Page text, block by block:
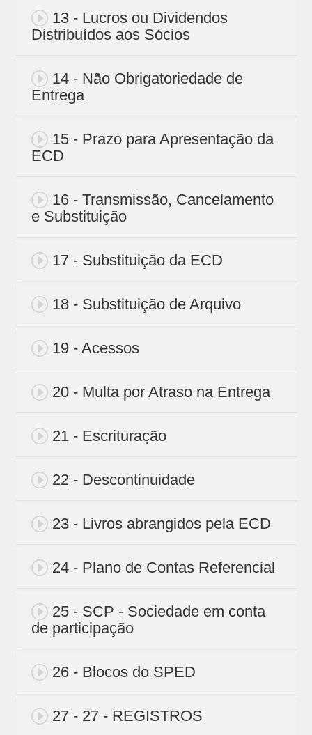
13 - Lucros ou Dividendos
Distribuídos aos Sócios
14 - Não Obrigatoriedade de
Entrega
15 - Prazo para Apresentação da
ECD
16 - Transmissão, Cancelamento
e Substituição
17 - Substituição da ECD
18 - Substituição de Arquivo
19 - Acessos
20 - Multa por Atraso na Entrega
21 - Escrituração
22 - Descontinuidade
23 - Livros abrangidos pela ECD
24 - Plano de Contas Referencial
25 - SCP - Sociedade em conta
de participação
26 - Blocos do SPED
27 - 27 - REGISTROS